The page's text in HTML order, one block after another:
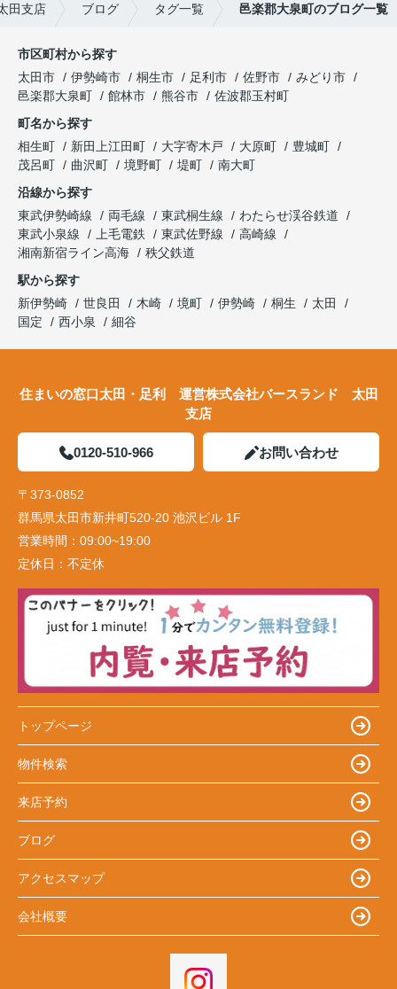
田支店 ブログ タグ一覧 邑楽郡大泉町のブログ一覧
市区町村から探す
太田市
伊勢崎市 桐生市 足利市 佐野市
みどり市
邑楽郡大泉町
館林市 熊谷市
佐波郡玉村町
町名から探す
相生町
新田上江田町 大字寄木戸 大原町
豊城町
茂呂町
曲沢町 境野町 堤町
南大町
沿線から探す
東武伊勢崎線
両毛線 東武桐生線
わたらせ渓谷鉄道
東武小泉線
上毛電鉄 東武佐野線
高崎線
湘南新宿ライン高海
秩父鉄道
駅から探す
新伊勢崎
世良田 木崎 境町 伊勢崎 桐生
太田
国定
西小泉 細谷
住まいの窓口太田・足利 運営株式会社バースランド 太田
支店
0120-510-966 お問い合わせ
〒373-0852
群馬県太田市新井町520-20 池沢ビル 1F
営業時間： 09:00~19:00
定休日： 不定休
トップページ
物件検索
来店予約
ブログ
アクセスマップ
会社概要